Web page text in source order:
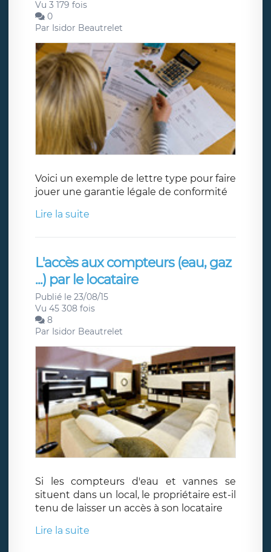
Vu 3 179 fois
0
Par Isidor Beautrelet
Voici un exemple de lettre type pour faire
jouer une garantie légale de conformité
Lire la suite
L'accès aux compteurs (eau, gaz
...) par le locataire
Publié le 23/08/15
Vu 45 308 fois
8
Par Isidor Beautrelet
Si les compteurs d'eau et vannes se
situent dans un local, le propriétaire est-il
tenu de laisser un accès à son locataire
Lire la suite